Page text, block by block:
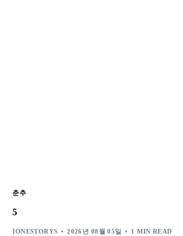
춘추
5
IONESTORYS 2026년 08월 05일 1 MIN READ